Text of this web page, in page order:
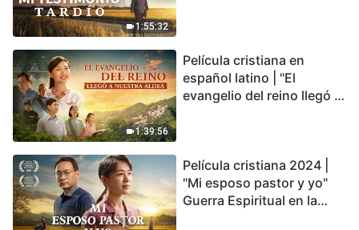
1:55:32
conmovedor
1:39:56
Película cristiana en
español latino | "El
evangelio del reino llegó a
Película cristiana 2024 |
"Mi esposo pastor y yo"
Guerra Espiritual en la